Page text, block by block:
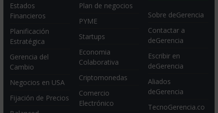
Estados
Financieros
Planificación
Estratégica
Gerencia del
Cambio
Negocios en USA
Fijación de Precios
Plan de negocios
PYME
Startups
Economia
Colaborativa
Criptomonedas
Comercio
Electrónico
Sobre deGerencia
Contactar a
deGerencia
Escribir en
deGerencia
Aliados
deGerencia
TecnoGerencia.co